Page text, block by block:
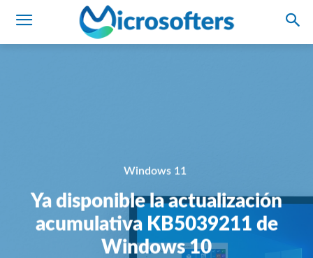
Windows 11
Ya disponible la actualización
acumulativa KB5039211 de
Windows 10